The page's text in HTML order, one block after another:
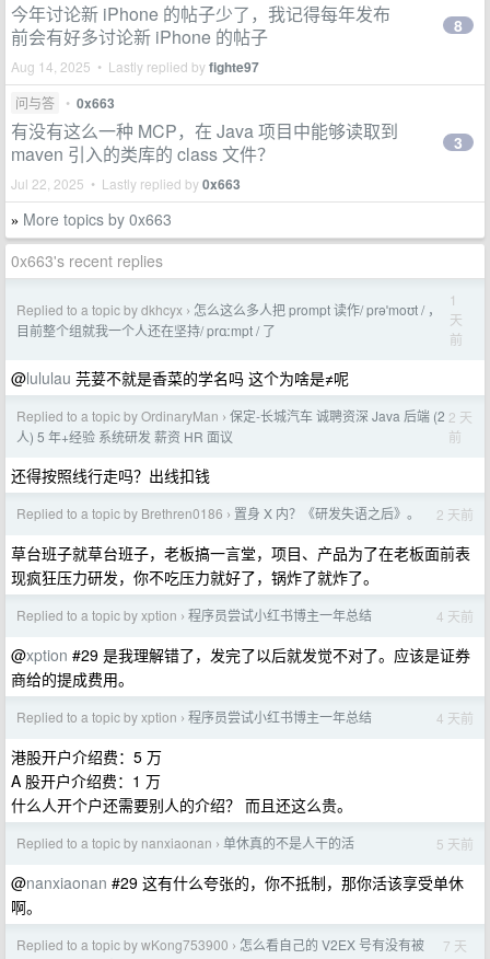
今年讨论新 iPhone 的帖子少了，我记得每年发布
前会有好多讨论新 iPhone 的帖子
Aug 14, 2025 • Lastly replied byfighte97
8
问与答 • 0x663
有没有这么一种 MCP，在 Java 项目中能够读取到
maven 引入的类库的 class 文件？
Jul 22, 2025 • Lastly replied by0x663
3
» More topics by 0x663
0x663's recent replies
Replied to a topic by dkhcyx › 怎么这么多人把 prompt 读作/ prəˈmoʊt / ，
目前整个组就我一个人还在坚持/ prɑːmpt / 了
1
天
前
@lululau 芫荽不就是香菜的学名吗 这个为啥是≠呢
Replied to a topic by OrdinaryMan › 保定-长城汽车 诚聘资深 Java 后端 (2
人) 5 年+经验 系统研发 薪资 HR 面议
2 天
前
还得按照线行走吗？出线扣钱
Replied to a topic by Brethren0186 › 置身 X 内？《研发失语之后》。 2 天前
草台班子就草台班子，老板搞一言堂，项目、产品为了在老板面前表
现疯狂压力研发，你不吃压力就好了，锅炸了就炸了。
Replied to a topic by xption › 程序员尝试小红书博主一年总结 4 天前
@xption #29 是我理解错了，发完了以后就发觉不对了。应该是证券
商给的提成费用。
Replied to a topic by xption › 程序员尝试小红书博主一年总结 4 天前
港股开户介绍费：5 万
A 股开户介绍费：1 万
什么人开个户还需要别人的介绍？ 而且还这么贵。
Replied to a topic by nanxiaonan › 单休真的不是人干的活 5 天前
@nanxiaonan #29 这有什么夸张的，你不抵制，那你活该享受单休
啊。
Replied to a topic by wKong753900 › 怎么看自己的 V2EX 号有没有被
7 天